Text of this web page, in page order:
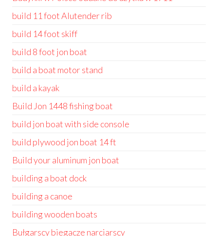
build 11 foot Alutender rib
build 14 foot skiff
build 8 foot jon boat
build a boat motor stand
build a kayak
Build Jon 1448 fishing boat
build jon boat with side console
build plywood jon boat 14 ft
Build your aluminum jon boat
building a boat dock
building a canoe
building wooden boats
Bułgarscy biegacze narciarscy